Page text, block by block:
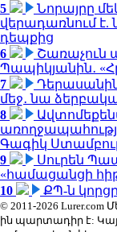
5
Նորայրը
վերադառնում է.
դեպքից
6
Շառաչուն
Պապիկյանին․
7
մեջ․ նա
8
Գագիկ
9
Սուրեն
«համացանցի
10
ՔՊ-ն
© 2011-2026 Lurer.com
ին պարտադիր է: